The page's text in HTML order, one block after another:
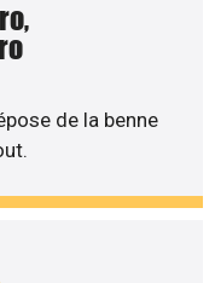
de la benne